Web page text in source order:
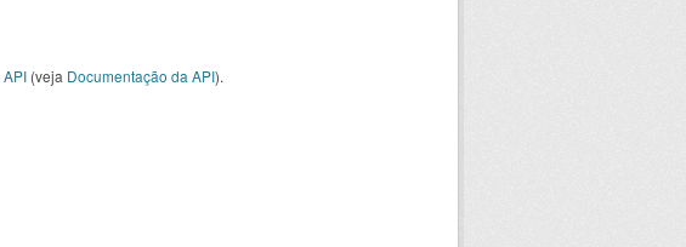
API (veja Documentação da API).